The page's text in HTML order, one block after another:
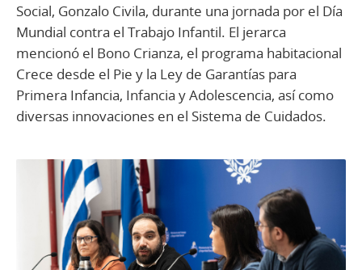
Social, Gonzalo Civila, durante una jornada por el Día
Mundial contra el Trabajo Infantil. El jerarca
mencionó el Bono Crianza, el programa habitacional
Crece desde el Pie y la Ley de Garantías para
Primera Infancia, Infancia y Adolescencia, así como
diversas innovaciones en el Sistema de Cuidados.